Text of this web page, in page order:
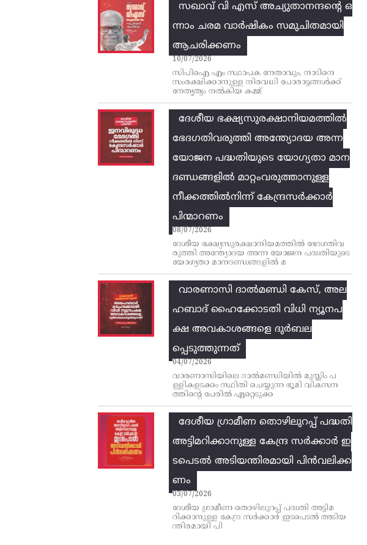
സഖാവ് വി എസ്‌ അച്യുതാനന്ദന്റെ ഒ
ന്നാം ചരമ വാര്‍ഷികം സമുചിതമായി
ആചരിക്കണം
10/07/2026
സിപിഐ എം സ്ഥാപക നേതാവും, നാടിനെ
സംരക്ഷിക്കാനുള്ള നിരവധി പോരാട്ടങ്ങള്‍ക്ക്‌
നേതൃത്വം നല്‍കിയ കമ്മ്
ദേശീയ ഭക്ഷ്യസുരക്ഷാനിയമത്തിൽ
ഭേദഗതിവരുത്തി അന്ത്യോദയ അന്ന
യോജന പദ്ധതിയുടെ യോഗ്യതാ മാന
ദണ്ഡങ്ങളിൽ മാറ്റംവരുത്താനുള്ള
നീക്കത്തിൽനിന്ന്‌ കേന്ദ്രസർക്കാർ
പിന്മാറണം
08/07/2026
ദേശീയ ഭക്ഷ്യസുരക്ഷാനിയമത്തിൽ ഭേദഗതിവ
രുത്തി അന്ത്യോദയ അന്ന യോജന പദ്ധതിയുടെ
യോഗ്യതാ മാനദണ്ഡങ്ങളിൽ മ
വാരണാസി ദാൽമണ്ഡി കേസ്, അല
ഹബാദ് ഹൈക്കോടതി വിധി ന്യൂനപ
ക്ഷ അവകാശങ്ങളെ ദുർബല
പ്പെടുത്തുന്നത്
04/07/2026
വാരണാസിയിലെ ദാൽമണ്ഡിയിൽ മുസ്ലിം പ
ള്ളികളടക്കം സ്ഥിതി ചെയ്യുന്ന ഭൂമി വികസന
ത്തിന്റെ പേരിൽ ഏറ്റെടുക്ക
ദേശീയ ഗ്രാമീണ തൊഴിലുറപ്പ്‌ പദ്ധതി
അട്ടിമറിക്കാനുള്ള കേന്ദ്ര സര്‍ക്കാര്‍ ഇ
ടപെടല്‍ അടിയന്തിരമായി പിന്‍വലിക്ക
ണം
03/07/2026
ദേശീയ ഗ്രാമീണ തൊഴിലുറപ്പ്‌ പദ്ധതി അട്ടിമ
റിക്കാനുള്ള കേന്ദ്ര സര്‍ക്കാര്‍ ഇടപെടല്‍ അടിയ
ന്തിരമായി പി